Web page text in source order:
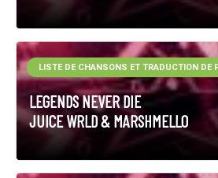
LEGENDS NEVER DIE
JUICE WRLD & MARSHMELLO
LISTE DE CHANSONS ET TRADUCTION DE